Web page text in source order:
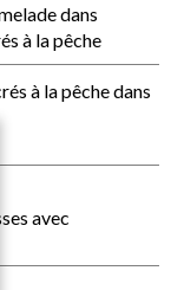
dans
à la pêche
à la pêchedans
avec